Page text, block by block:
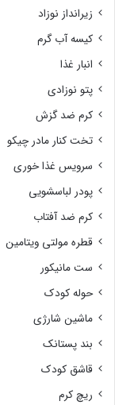
زیرانداز نوزاد
کیسه آب گرم
انبار غذا
پتو نوزادی
کرم ضد گزش
تخت کنار مادر چیکو
سرویس غذا خوری
پودر لباسشویی
کرم ضد آفتاب
قطره مولتی ویتامین
ست مانیکور
حوله کودک
ماشین شارژی
بند پستانک
قاشق کودک
ریچ کرم